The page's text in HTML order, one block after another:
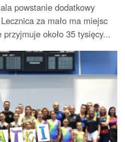
powstanie dodatkowy
za mało ma miejsc
około 35 tysięcy...